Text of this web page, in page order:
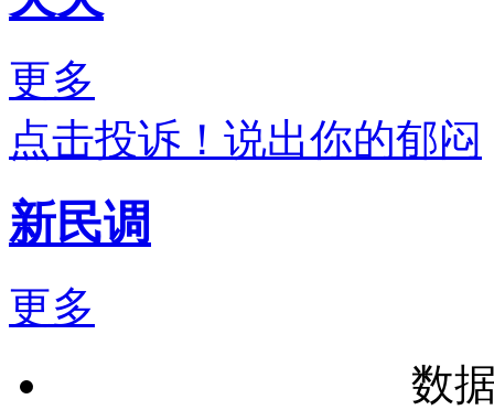
更多
点击投诉！说出你的郁闷
新民调
更多
数